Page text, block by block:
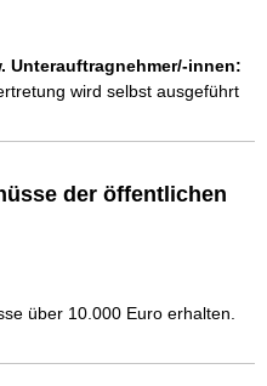
Unterauftragnehmer/-innen:
wird selbst ausgeführt
der öffentlichen
über 10.000 Euro erhalten.